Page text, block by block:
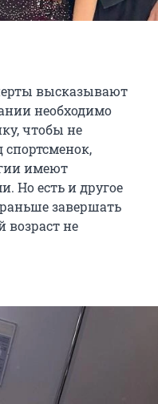
высказывают
необходимо
чтобы не
спортсменок,
имеют
Но есть и другое
завершать
возраст не